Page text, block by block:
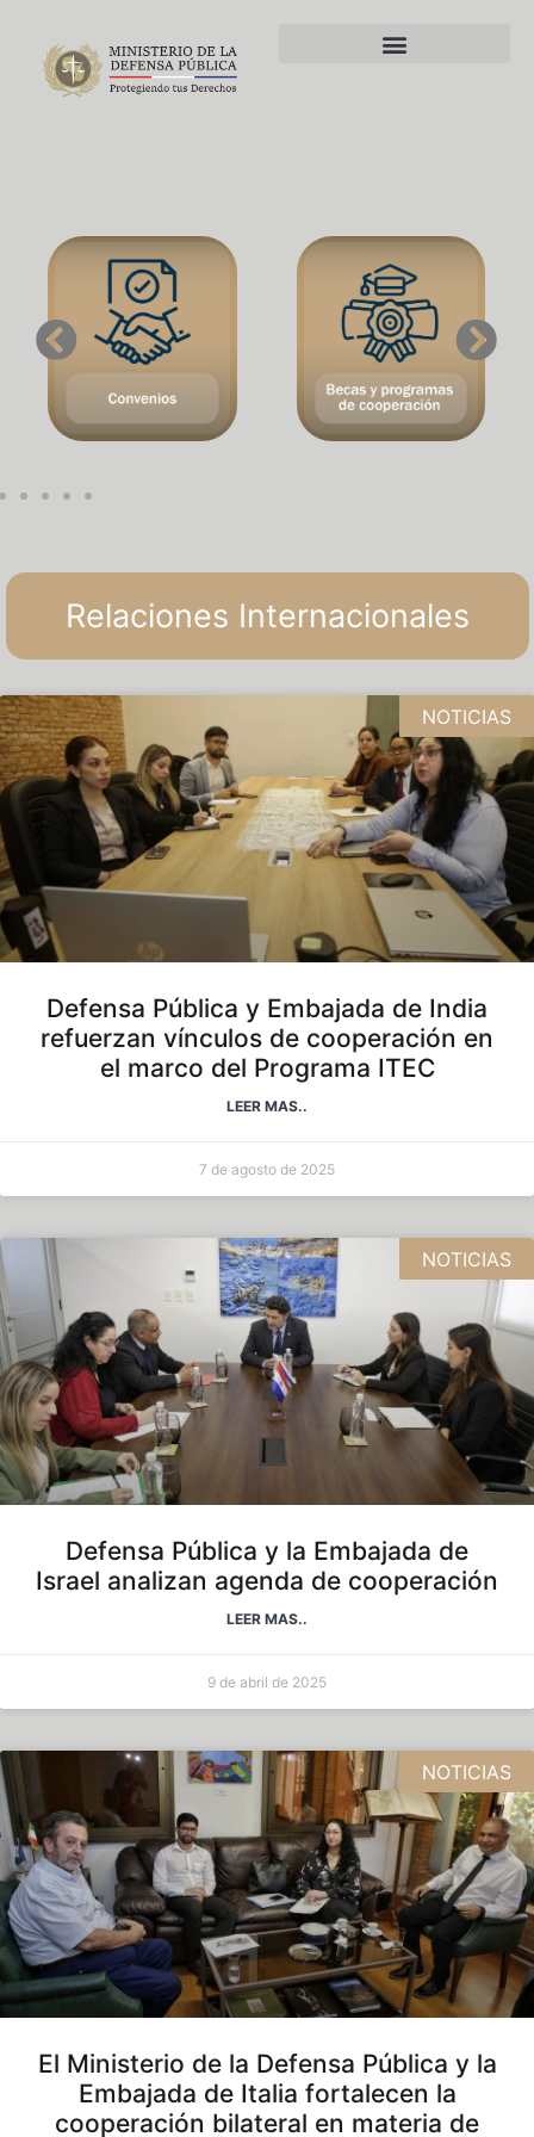
Relaciones Internacionales
NOTICIAS
Defensa Pública y Embajada de India
refuerzan vínculos de cooperación en
el marco del Programa ITEC
LEER MAS..
7 de agosto de 2025
NOTICIAS
Defensa Pública y la Embajada de
Israel analizan agenda de cooperación
LEER MAS..
9 de abril de 2025
NOTICIAS
El Ministerio de la Defensa Pública y la
Embajada de Italia fortalecen la
cooperación bilateral en materia de